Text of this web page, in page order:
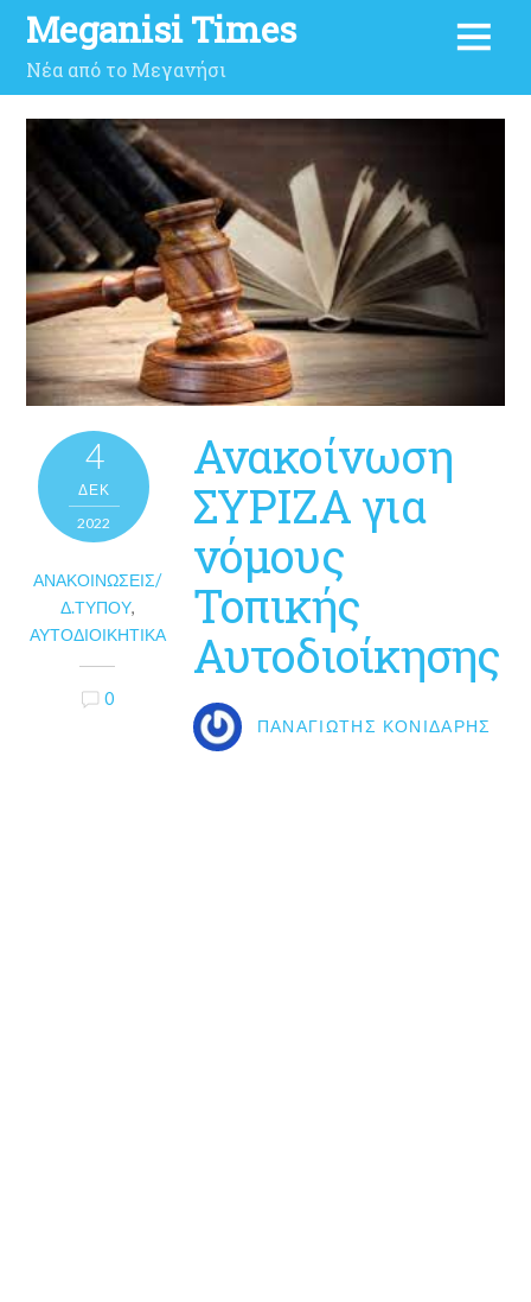
Meganisi Times
Νέα από το Μεγανήσι
4
ΔΕΚ
2022
ΑΝΑΚΟΙΝΏΣΕΙΣ/
Δ.ΤΎΠΟΥ,
ΑΥΤΟΔΙΟΙΚΗΤΙΚΆ
0
Ανακοίνωση
ΣΥΡΙΖΑ για
νόμους
Τοπικής
Αυτοδιοίκησης
ΠΑΝΑΓΙΏΤΗΣ ΚΟΝΙΔΆΡΗΣ